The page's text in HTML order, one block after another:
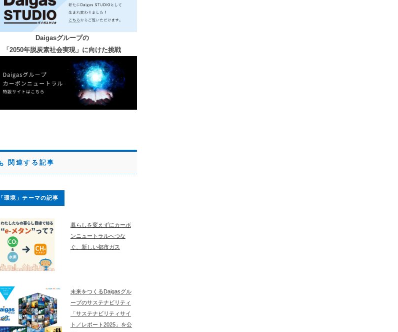
Daigasグループの
「2050年脱炭素社会実現」に向けた挑戦
関連する記事
「環境」テーマの記事
暮らしを変えずにカーボ
ンニュートラルへつな
ぐ、新しい都市ガス
未来をつくるDaigasグル
ープのサステナビリティ
「サステナビリティサイ
ト／レポート2025」を公